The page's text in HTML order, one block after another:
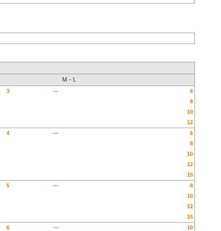
M－L
3 —
6
8
10
12
4
—
6
8
10
12
15
5
—
8
10
12
15
6
—
10